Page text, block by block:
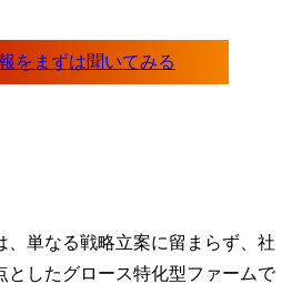
、単なる戦略立案に留まらず、社
としたグロース特化型ファームで